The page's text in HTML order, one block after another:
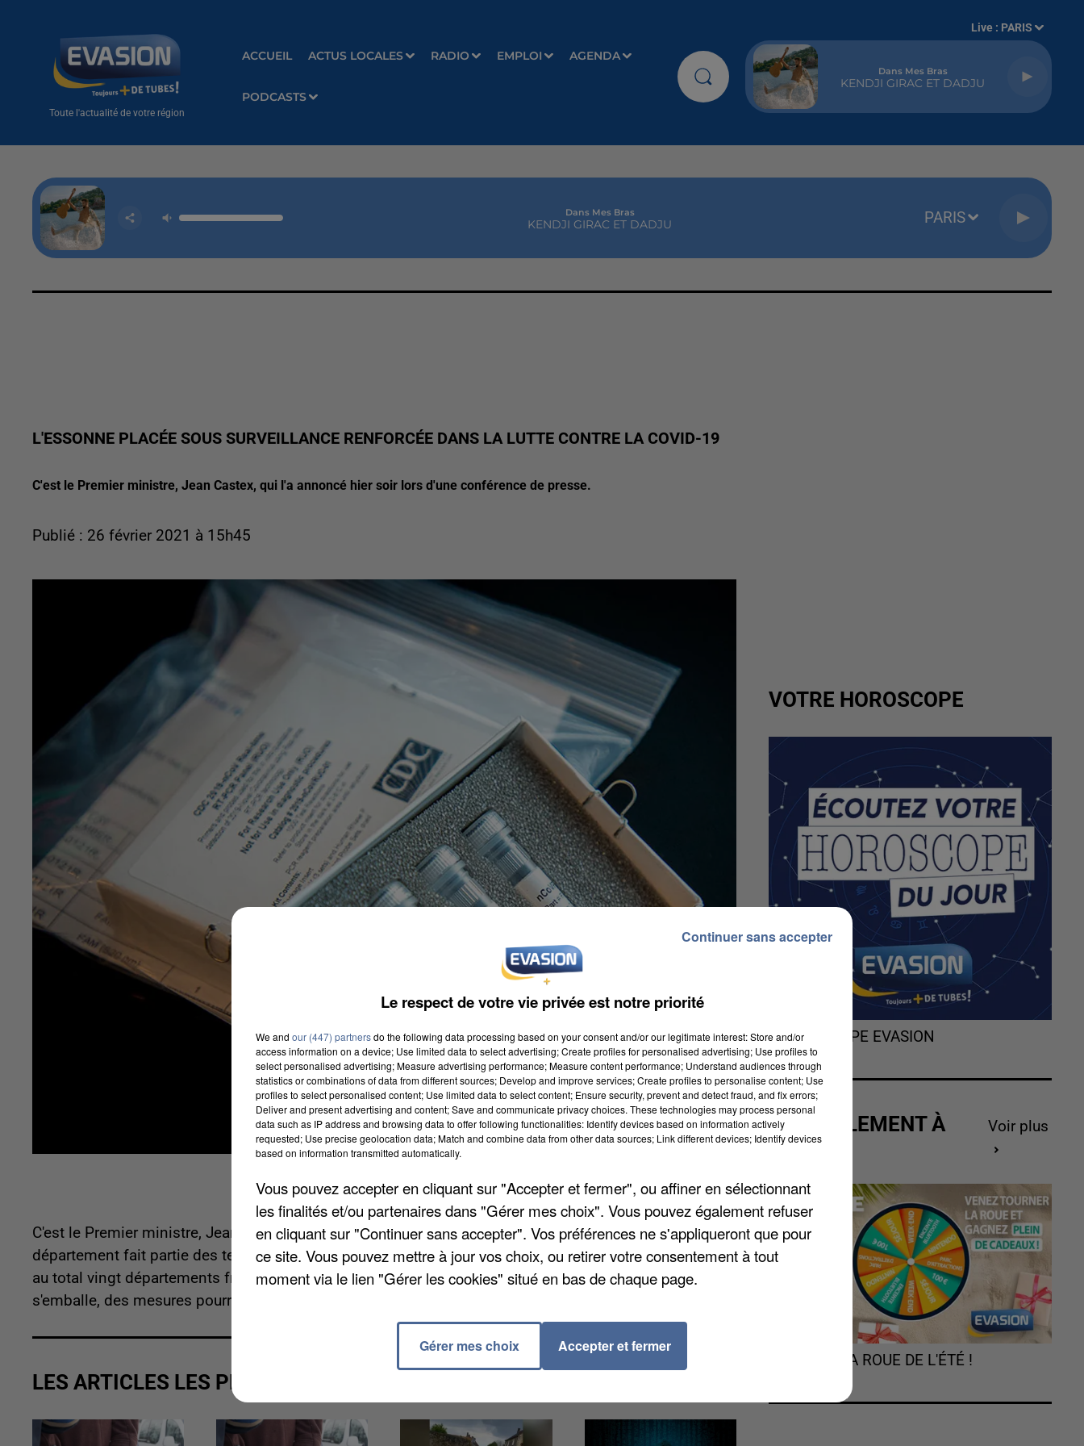
Toute l'actualité de votre région
ACCUEIL ACTUS LOCALES RADIO EMPLOI AGENDA
PODCASTS
Live : PARIS
Dans Mes Bras
KENDJI GIRAC ET DADJU
Dans Mes Bras
KENDJI GIRAC ET DADJU PARIS
L'ESSONNE PLACÉE SOUS SURVEILLANCE RENFORCÉE DANS LA LUTTE CONTRE LA COVID-19
C'est le Premier ministre, Jean Castex, qui l'a annoncé hier soir lors d'une conférence de presse.
Publié : 26 février 2021 à 15h45
C'est le Premier ministre, Jean Castex, qui l'a annoncé hier soir lors d'une conférence de presse. Le
département fait partie des territoires dans lesquels le taux d'incidence continue d'augmenter. Ce sont
au total vingt départements français qui ont été placés sous surveillance renforcée. Si la situation
s'emballe, des mesures pourraient être prises dès le week-end prochain.
LES ARTICLES LES PLUS VUS
VOTRE HOROSCOPE
L'HOROSCOPE EVASION
ACTUELLEMENT À
GAGNER
Voir plus
TOURNEZ LA ROUE DE L'ÉTÉ !
Le respect de votre vie privée est notre priorité
We and our (447) partnersdo the following data processing based on your consent and/or our legitimate interest: Store and/or
access information on a device; Use limited data to select advertising; Create profiles for personalised advertising; Use profiles to
select personalised advertising; Measure advertising performance; Measure content performance; Understand audiences through
statistics or combinations of data from different sources; Develop and improve services; Create profiles to personalise content; Use
profiles to select personalised content; Use limited data to select content; Ensure security, prevent and detect fraud, and fix errors;
Deliver and present advertising and content; Save and communicate privacy choices. These technologies may process personal
data such as IP address and browsing data to offer following functionalities: Identify devices based on information actively
requested; Use precise geolocation data; Match and combine data from other data sources; Link different devices; Identify devices
based on information transmitted automatically.
Vous pouvez accepter en cliquant sur "Accepter et fermer", ou affiner en sélectionnant
les finalités et/ou partenaires dans "Gérer mes choix". Vous pouvez également refuser
en cliquant sur "Continuer sans accepter". Vos préférences ne s'appliqueront que pour
ce site. Vous pouvez mettre à jour vos choix, ou retirer votre consentement à tout
moment via le lien "Gérer les cookies" situé en bas de chaque page.
Gérer mes choix Accepter et fermer
Continuer sans accepter